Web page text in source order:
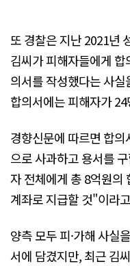
또 경찰은 지난 2021년
김씨가 피해자들에게
의서를 작성했다는 사
합의서에는 피해자가
경향신문에 따르면 합
으로 사과하고 용서를
자 전체에게 총 8억원의
계좌로 지급할 것"이라
양측 모두 피·가해 사실
서에 담겼지만, 최근 김